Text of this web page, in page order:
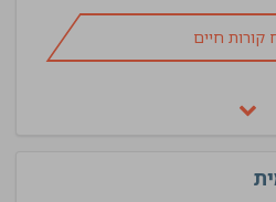
קורות חיים